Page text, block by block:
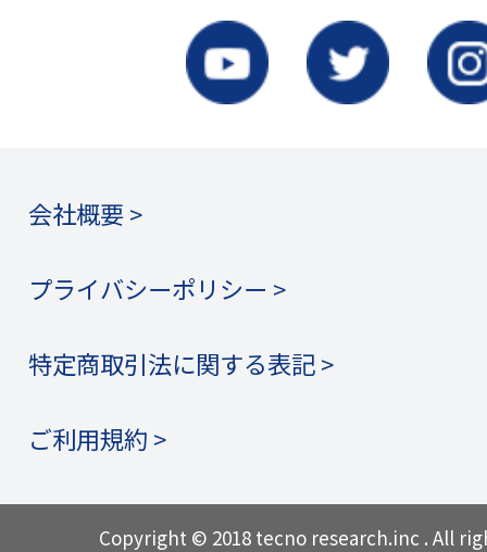
会社概要 >
プライバシーポリシー >
特定商取引法に関する表記 >
ご利用規約 >
Copyright © 2018 tecno research.inc . All